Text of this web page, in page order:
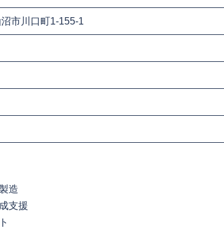
市川口町1-155-1
造
支援